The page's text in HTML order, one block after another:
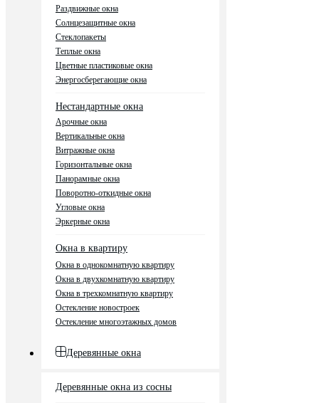
Раздвижные окна
Солнцезащитные окна
Стеклопакеты
Теплые окна
Цветные пластиковые окна
Энергосберегающие окна
Нестандартные окна
Арочные окна
Вертикальные окна
Витражные окна
Горизонтальные окна
Панорамные окна
Поворотно-откидные окна
Угловые окна
Эркерные окна
Окна в квартиру
Окна в однокомнатную квартиру
Окна в двухкомнатную квартиру
Окна в трехкомнатную квартиру
Остекление новостроек
Остекление многоэтажных домов
Деревянные окна
Деревянные окна из сосны